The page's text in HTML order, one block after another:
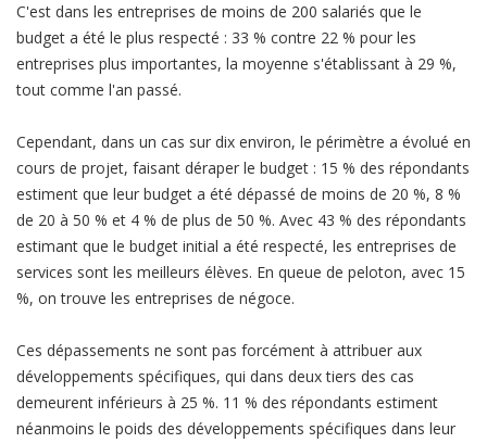
C'est dans les entreprises de moins de 200 salariés que le
budget a été le plus respecté : 33 % contre 22 % pour les
entreprises plus importantes, la moyenne s'établissant à 29 %,
tout comme l'an passé.
Cependant, dans un cas sur dix environ, le périmètre a évolué en
cours de projet, faisant déraper le budget : 15 % des répondants
estiment que leur budget a été dépassé de moins de 20 %, 8 %
de 20 à 50 % et 4 % de plus de 50 %. Avec 43 % des répondants
estimant que le budget initial a été respecté, les entreprises de
services sont les meilleurs élèves. En queue de peloton, avec 15
%, on trouve les entreprises de négoce.
Ces dépassements ne sont pas forcément à attribuer aux
développements spécifiques, qui dans deux tiers des cas
demeurent inférieurs à 25 %. 11 % des répondants estiment
néanmoins le poids des développements spécifiques dans leur